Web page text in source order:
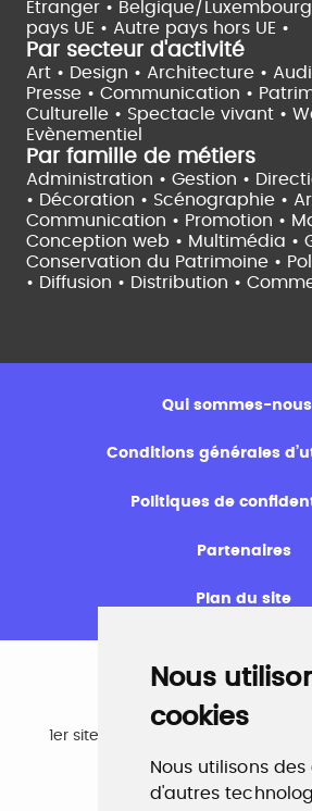
Nous
cookies
Nous utilisons
d'autres
Etranger • Belgique/Luxembourg
pays UE • Autre pays hors UE •
Par secteur d'activité
Art • Design • Architecture •
Presse • Communication •
Culturelle • Spectacle vivant •
Evènementiel
Par famille de métiers
Administration • Gestion •
• Décoration • Scénographie •
Communication • Promotion •
Conception web • Multimédia •
Conservation du Patrimoine •
• Diffusion • Distribution •
Qui sommes-
Conditions générales
Politiques de
Partenaires
Plan du site
Emploi
1er site emploi du secteur culturel